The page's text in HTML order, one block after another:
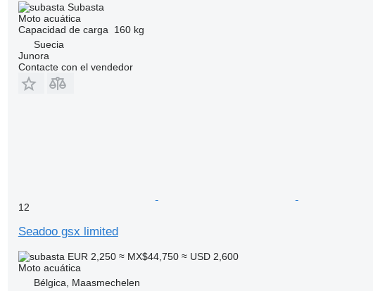
Subasta
Moto acuática
Capacidad de carga
160 kg
Suecia
Junora
Contacte con el vendedor
12
Seadoo gsx limited
EUR 2,250 ≈ MX$44,750 ≈ USD 2,600
Moto acuática
Bélgica, Maasmechelen